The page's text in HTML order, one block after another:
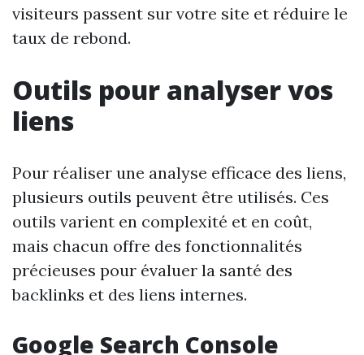
visiteurs passent sur votre site et réduire le
taux de rebond.
Outils pour analyser vos
liens
Pour réaliser une analyse efficace des liens,
plusieurs outils peuvent être utilisés. Ces
outils varient en complexité et en coût,
mais chacun offre des fonctionnalités
précieuses pour évaluer la santé des
backlinks et des liens internes.
Google Search Console